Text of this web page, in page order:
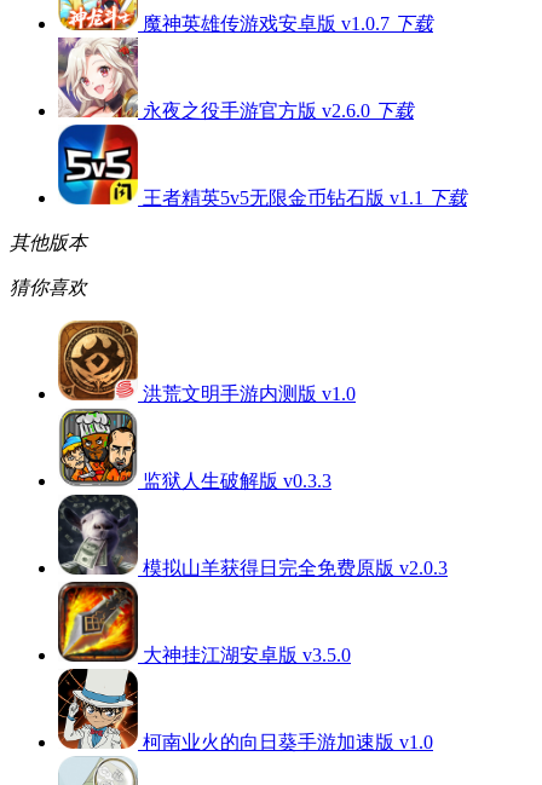
魔神英雄传游戏安卓版 v1.0.7 下载
永夜之役手游官方版 v2.6.0 下载
王者精英5v5无限金币钻石版 v1.1 下载
其他版本
猜你喜欢
洪荒文明手游内测版 v1.0
监狱人生破解版 v0.3.3
模拟山羊获得日完全免费原版 v2.0.3
大神挂江湖安卓版 v3.5.0
柯南业火的向日葵手游加速版 v1.0